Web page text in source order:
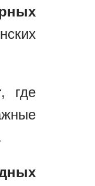
, где